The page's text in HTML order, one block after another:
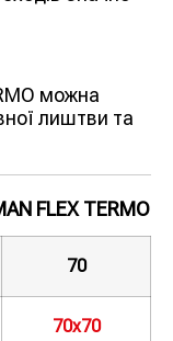
можна
лиштви та
FLEX TERMO
70
70х70